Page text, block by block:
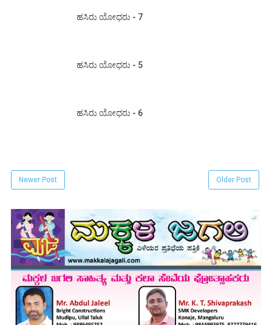
ಹಸಿರು ಯೋಧರು - 7
ಹಸಿರು ಯೋಧರು - 5
ಹಸಿರು ಯೋಧರು - 6
Newer Post Older Post